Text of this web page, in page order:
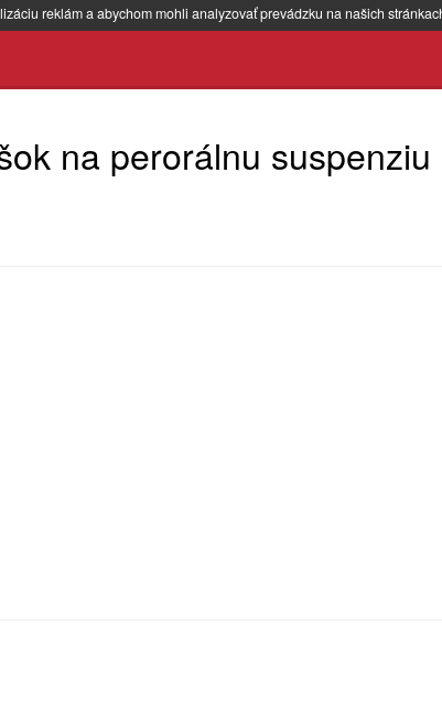
reklám a abychom mohli analyzovať prevádzku na našich
na perorálnu suspenziu